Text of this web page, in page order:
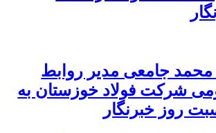
محمد جامعی مدیر روابط
شرکت فولاد خوزستان به
روز خبرنگار